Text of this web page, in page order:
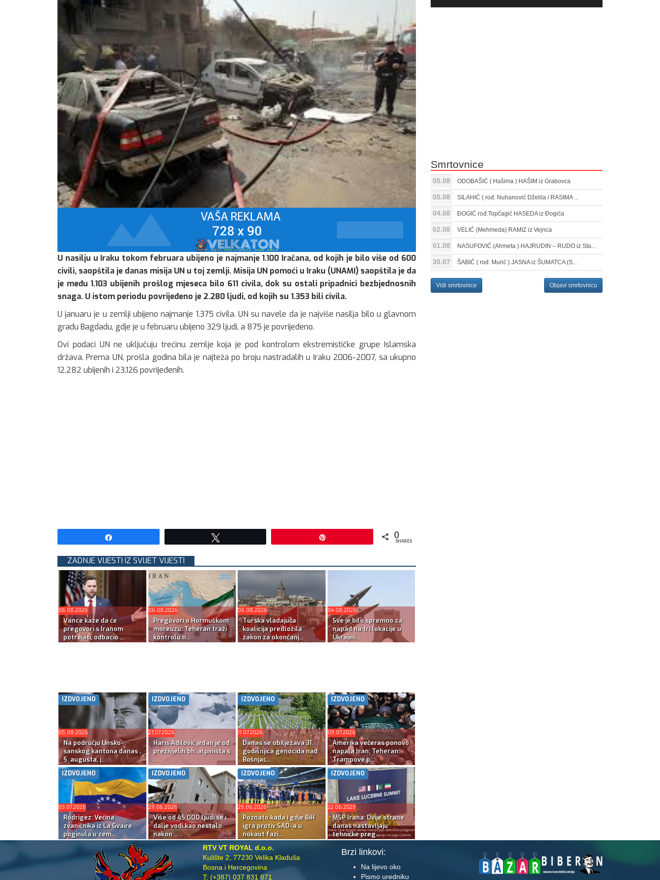
U nasilju u Iraku tokom februara ubijeno je najmanje 1.100 Iračana, od kojih je bilo više od 600
civili, saopštila je danas misija UN u toj zemlji. Misija UN pomoći u Iraku (UNAMI) saopštila je da
je među 1.103 ubijenih prošlog mjeseca bilo 611 civila, dok su ostali pripadnici bezbjednosnih
snaga. U istom periodu povrijeđeno je 2.280 ljudi, od kojih su 1.353 bili civila.
U januaru je u zemlji ubijeno najmanje 1.375 civila. UN su navele da je najviše nasilja bilo u glavnom
gradu Bagdadu, gdje je u februaru ubijeno 329 ljudi, a 875 je povrijeđeno.
Ovi podaci UN ne uključuju trećinu zemlje koja je pod kontrolom ekstremističke grupe Islamska
država. Prema UN, prošla godina bila je najteža po broju nastradalih u Iraku 2006-2007, sa ukupno
12.282 ubijenih i 23.126 povrijeđenih.
0
SHARES
ZADNJE VIJESTI IZ SVIJET VIJESTI
06.08.2026
Vance kaže da će
pregovori s Iranom
potrajati, odbacio ...
06.08.2026
Pregovori o Hormuškom
moreuzu: Teheran traži
kontrolu n...
06.08.2026
Turska vladajuća
koalicija predložila
zakon za okončanj...
04.08.2026
Sve je bilo spremno za
napad na tri lokacije u
Ukrajini...
IZDVOJENO
05.08.2026
Na području Unsko-
sanskog kantona danas ,
5. augusta, j...
IZDVOJENO
27.07.2026
Haris Adilović jedan je od
preživjelih bh. alpinista s
...
IZDVOJENO
11.07.2026
Danas se obilježava 31.
godišnjica genocida nad
Bošnjac...
IZDVOJENO
09.07.2026
Amerika večeras ponovo
napala Iran; Teheran:
Trampove p...
IZDVOJENO
03.07.2026
Rodrigez: Većina
zvaničnika iz La Gvaire
poginula u zem...
IZDVOJENO
29.06.2026
Više od 45.000 ljudi se i
dalje vodi kao nestalo
nakon ...
IZDVOJENO
25.06.2026
Poznato kada i gdje BiH
igra protiv SAD-a u
nokaut fazi...
IZDVOJENO
22.06.2026
MSP Irana: Dvije strane
danas nastavljaju
tehničke preg...
Gore/Dole
Smrtovnice
05.08 ODOBAŠIĆ ( Hašima ) HAŠIM iz Grabovca
05.08 SILAHIĆ ( rođ. Nuhanović Dželila / RASIMA ...
04.08 ĐOGIĆ rođ.Topčagić HASEDA iz Đogića
02.08 VELIĆ (Mehmeda) RAMIZ iz Vejnca
01.08 NASUFOVIĆ (Ahmeta ) HAJRUDIN – RUDO iz Sta...
30.07 ŠABIĆ ( rođ. Murić ) JASNA iz ŠUMATCA (S...
Vidi smrtovnice Objavi smrtovnicu
RTV VT ROYAL d.o.o.
Kulište 2, 77230 Velika Kladuša
Bosna i Hercegovina
T: (+387) 037 831 871
Brzi linkovi:
Na lijevo oko
Pismo uredniku